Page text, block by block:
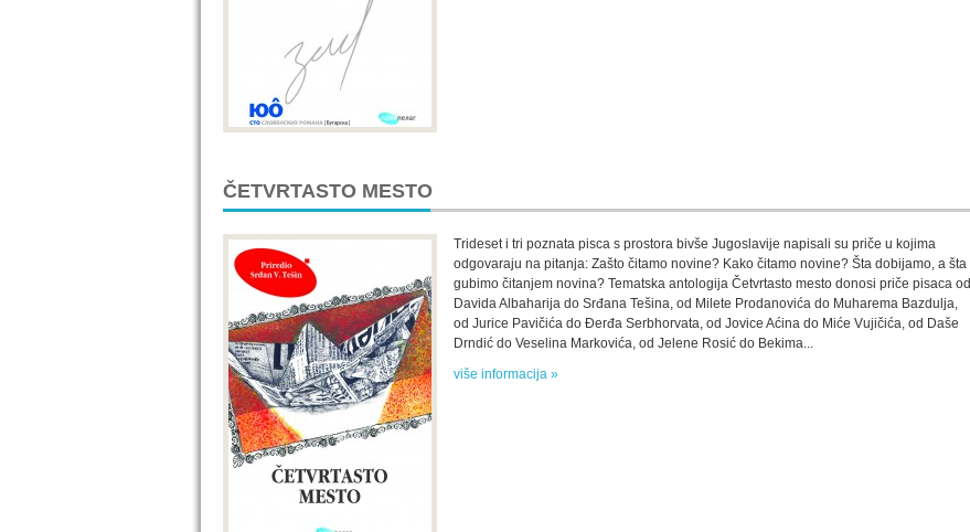
ČETVRTASTO MESTO
Trideset i tri poznata pisca s prostora bivše Jugoslavije napisali su priče u kojima
odgovaraju na pitanja: Zašto čitamo novine? Kako čitamo novine? Šta dobijamo, a šta
gubimo čitanjem novina? Tematska antologija Četvrtasto mesto donosi priče pisaca od
Davida Albaharija do Srđana Tešina, od Milete Prodanovića do Muharema Bazdulja,
od Jurice Pavičića do Đerđa Serbhorvata, od Jovice Aćina do Miće Vujičića, od Daše
Drndić do Veselina Markovića, od Jelene Rosić do Bekima...
više informacija »